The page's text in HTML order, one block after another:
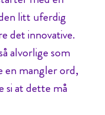
litt uferdig
det innovative.
alvorlige som
en mangler ord,
si at dette må